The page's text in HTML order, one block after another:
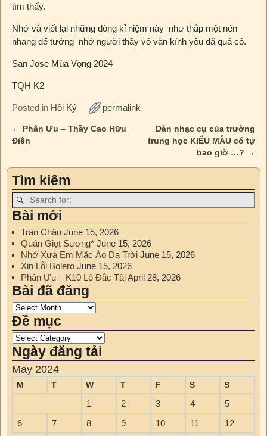
tìm thấy.
Nhớ và viết lại những dòng kỉ niệm này như thắp một nén
nhang để tưởng nhớ người thầy vô vàn kính yêu đã quá cố.
San Jose Mùa Vọng 2024
TQH K2
Posted in Hồi Ký permalink
Post navigation
← Phân Ưu – Thầy Cao Hữu
Điền
Dàn nhạc cụ của trường
trung học KIỂU MẪU có tự
bao giờ …? →
Tìm kiếm
Bài mới
Trân Châu June 15, 2026
Quán Giọt Sương* June 15, 2026
Nhớ Xưa Em Mặc Áo Da Trời June 15, 2026
Xin Lỗi Bolero June 15, 2026
Phân Ưu – K10 Lê Đắc TàiApril 28, 2026
Bài đã đăng
Đề mục
Ngày đăng tải
May 2024
M T W T F S S
1 2 3 4
5
6
7 8 9 10 11 12